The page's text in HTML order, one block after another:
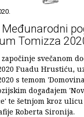
Međunarodni
Tomizza
svečanom
Fuadu Hrustiću,
s temom
događajem
te šetnjom kroz
Roberta Sironija.